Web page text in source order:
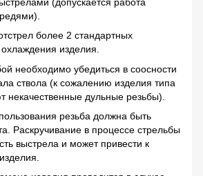
более 2 стандартных
изделия.
необходимо убедиться в соосности
ствола (к сожалению изделия типа
некачественные дульные резьбы).
резьба должна быть
Раскручивание в процессе стрельбы
выстрела и может привести к